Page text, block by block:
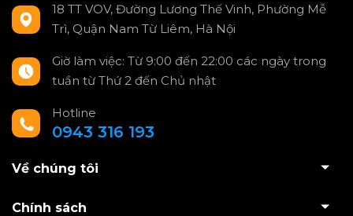
18 TT VOV, Đường Lương Thế Vinh, Phường Mễ
Trì, Quận Nam Từ Liêm, Hà Nội
Giờ làm việc: Từ 9:00 đến 22:00 các ngày trong
tuần từ Thứ 2 đến Chủ nhật
Hotline
0943 316 193
Về chúng tôi
Chính sách